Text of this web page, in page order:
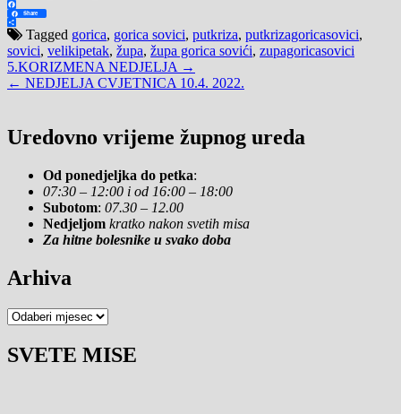
Facebook
Share
ShareTagged gorica, gorica sovici, putkriza, putkrizagoricasovici,
sovici, velikipetak, župa, župa gorica sovići, zupagoricasovici
Navigacija
objava
5.KORIZMENA NEDJELJA →
← NEDJELJA CVJETNICA 10.4. 2022.
Uredovno vrijeme župnog ureda
Od ponedjeljka do petka:
07:30 – 12:00 i od 16:00 – 18:00
Subotom: 07.30 – 12.00
Nedjeljom kratko nakon svetih misa
Za hitne bolesnike u svako doba
Arhiva
Arhiva
SVETE MISE